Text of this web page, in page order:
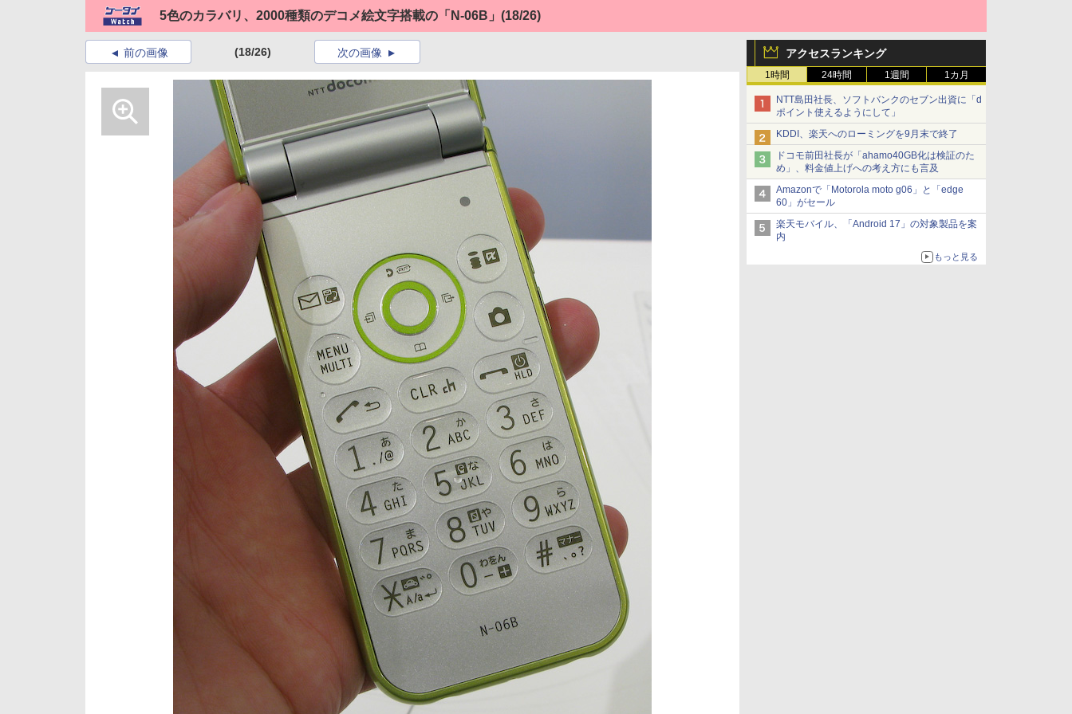
5色のカラバリ、2000種類のデコメ絵文字搭載の「N-06B」 (18/26)
アクセスランキング
1時間 24時間 1週間 1カ月
NTT島田社長、ソフトバンクのセブン出資に「d
ポイント使えるようにして」
KDDI、楽天へのローミングを9月末で終了
ドコモ前田社長が「ahamo40GB化は検証のた
め」、料金値上げへの考え方にも言及
Amazonで「Motorola moto g06」と「edge
60」がセール
楽天モバイル、「Android 17」の対象製品を案
内
もっと見る
前の画像 (18/26) 次の画像